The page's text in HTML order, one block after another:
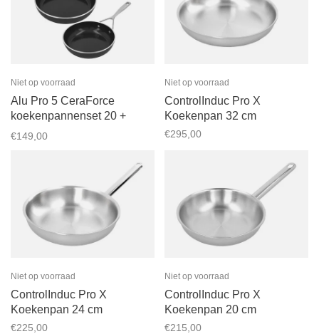
Niet op voorraad
Alu Pro 5 CeraForce
koekenpannenset 20 +
24cm
€149,00
Niet op voorraad
ControlInduc Pro X
Koekenpan 32 cm
€295,00
Niet op voorraad
ControlInduc Pro X
Koekenpan 24 cm
€225,00
Niet op voorraad
ControlInduc Pro X
Koekenpan 20 cm
€215,00